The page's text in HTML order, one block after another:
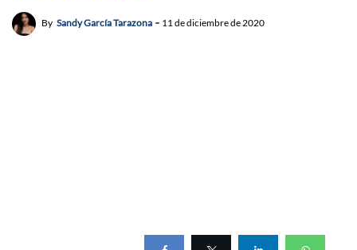
By Sandy García Tarazona 11 de diciembre de 2020